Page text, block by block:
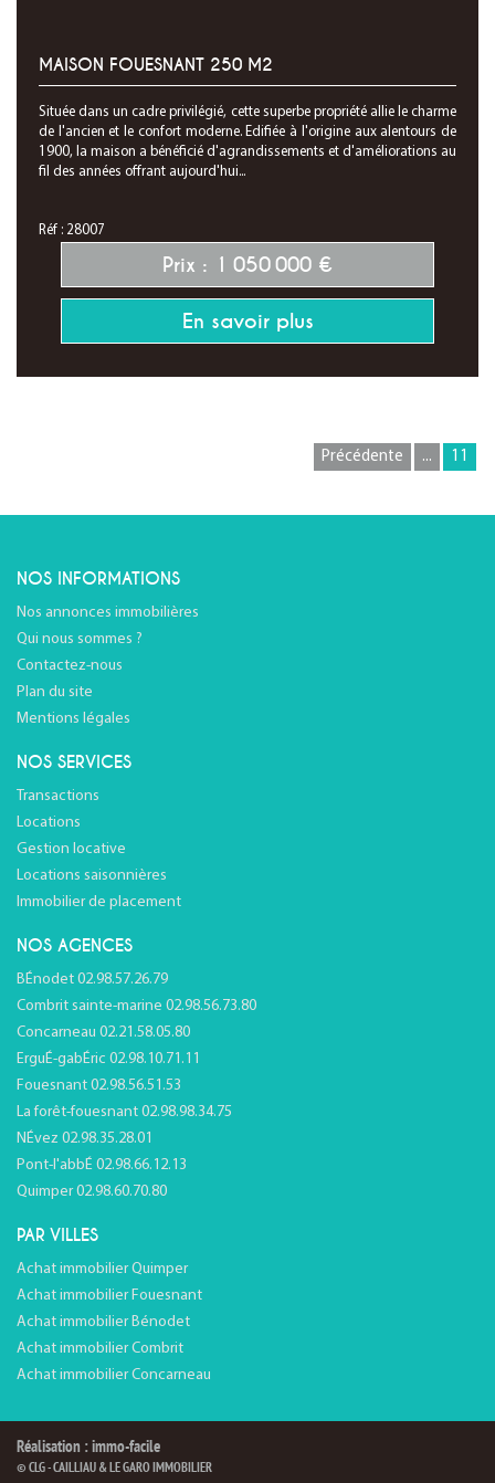
MAISON FOUESNANT 250 M2
Située dans un cadre privilégié, cette superbe propriété allie le charme
de l'ancien et le confort moderne. Edifiée à l'origine aux alentours de
1900, la maison a bénéficié d'agrandissements et d'améliorations au
fil des années offrant aujourd'hui...
Réf : 28007
Prix : 1 050 000 €
En savoir plus
Précédente ... 11
NOS INFORMATIONS
Nos annonces immobilières
Qui nous sommes ?
Contactez-nous
Plan du site
Mentions légales
NOS SERVICES
Transactions
Locations
Gestion locative
Locations saisonnières
Immobilier de placement
NOS AGENCES
BÉnodet 02.98.57.26.79
Combrit sainte-marine 02.98.56.73.80
Concarneau 02.21.58.05.80
ErguÉ-gabÉric 02.98.10.71.11
Fouesnant 02.98.56.51.53
La forêt-fouesnant 02.98.98.34.75
NÉvez 02.98.35.28.01
Pont-l'abbÉ 02.98.66.12.13
Quimper 02.98.60.70.80
PAR VILLES
Achat immobilier Quimper
Achat immobilier Fouesnant
Achat immobilier Bénodet
Achat immobilier Combrit
Achat immobilier Concarneau
Réalisation : immo-facile
© CLG - CAILLIAU & LE GARO IMMOBILIER